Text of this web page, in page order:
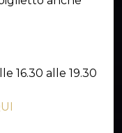
16.30 alle 19.30